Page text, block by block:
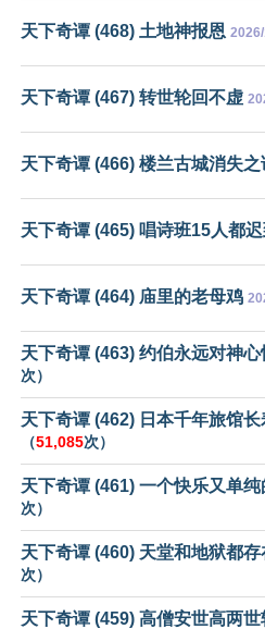
天下奇谭 (468) 土地神报恩
天下奇谭 (467) 转世轮回不虚
天下奇谭 (466) 楼兰古城消失之
天下奇谭 (465) 唱诗班15人都迟
天下奇谭 (464) 庙里的老母鸡
天下奇谭 (463) 约伯永远对神心
次）
天下奇谭 (462) 日本千年旅馆
（51,085次）
天下奇谭 (461) 一个快乐又单纯
次）
天下奇谭 (460) 天堂和地狱都存
次）
天下奇谭 (459) 高僧安世高两